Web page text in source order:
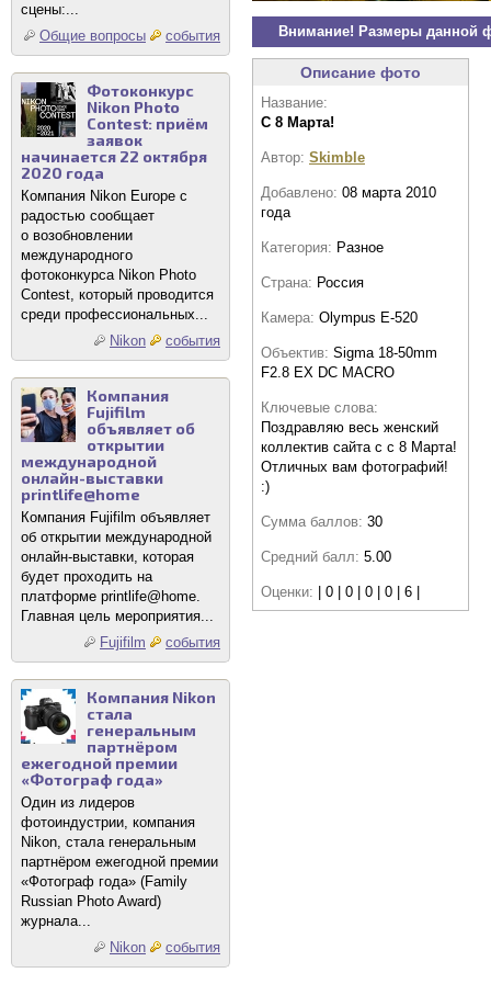
сцены:...
Общие вопросы
события
Фотоконкурс
Nikon Photo
Contest: приём
заявок
начинается 22 октября
2020 года
Компания Nikon Europe с
радостью сообщает
о возобновлении
международного
фотоконкурса Nikon Photo
Contest, который проводится
среди профессиональных...
Nikon
события
Компания
Fujifilm
объявляет об
открытии
международной
онлайн-выставки
printlife@home
Компания Fujifilm объявляет
об открытии международной
онлайн-выставки, которая
будет проходить на
платформе printlife@home.
Главная цель мероприятия...
Fujifilm
события
Компания Nikon
стала
генеральным
партнёром
ежегодной премии
«Фотограф года»
Один из лидеров
фотоиндустрии, компания
Nikon, стала генеральным
партнёром ежегодной премии
«Фотограф года» (Family
Russian Photo Award)
журнала...
Nikon
события
Внимание! Размеры данной
Описание фото
Название:
С 8 Марта!
Автор: Skimble
Добавлено: 08 марта 2010
года
Категория: Разное
Страна: Россия
Камера: Olympus E-520
Объектив: Sigma 18-50mm
F2.8 EX DC MACRO
Ключевые слова:
Поздравляю весь женский
коллектив сайта с с 8 Марта!
Отличных вам фотографий!
:)
Сумма баллов: 30
Средний балл: 5.00
Оценки: | 0 | 0 | 0 | 0 | 6 |